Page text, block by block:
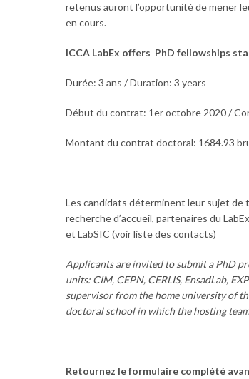
retenus auront l’opportunité de mener
en cours.
ICCA LabEx offers PhD fellowships
Durée: 3 ans / Duration: 3 years
Début du contrat: 1er octobre 2020 /
Montant du contrat doctoral: 1684.93
Les candidats déterminent leur sujet de
recherche d’accueil, partenaires du
et LabSIC (voir liste des contacts)
Applicants are invited to submit a PhD
units: CIM, CEPN, CERLIS, EnsadLab,
supervisor from the home university of
doctoral school in which the hosting
Retournez le formulaire complété